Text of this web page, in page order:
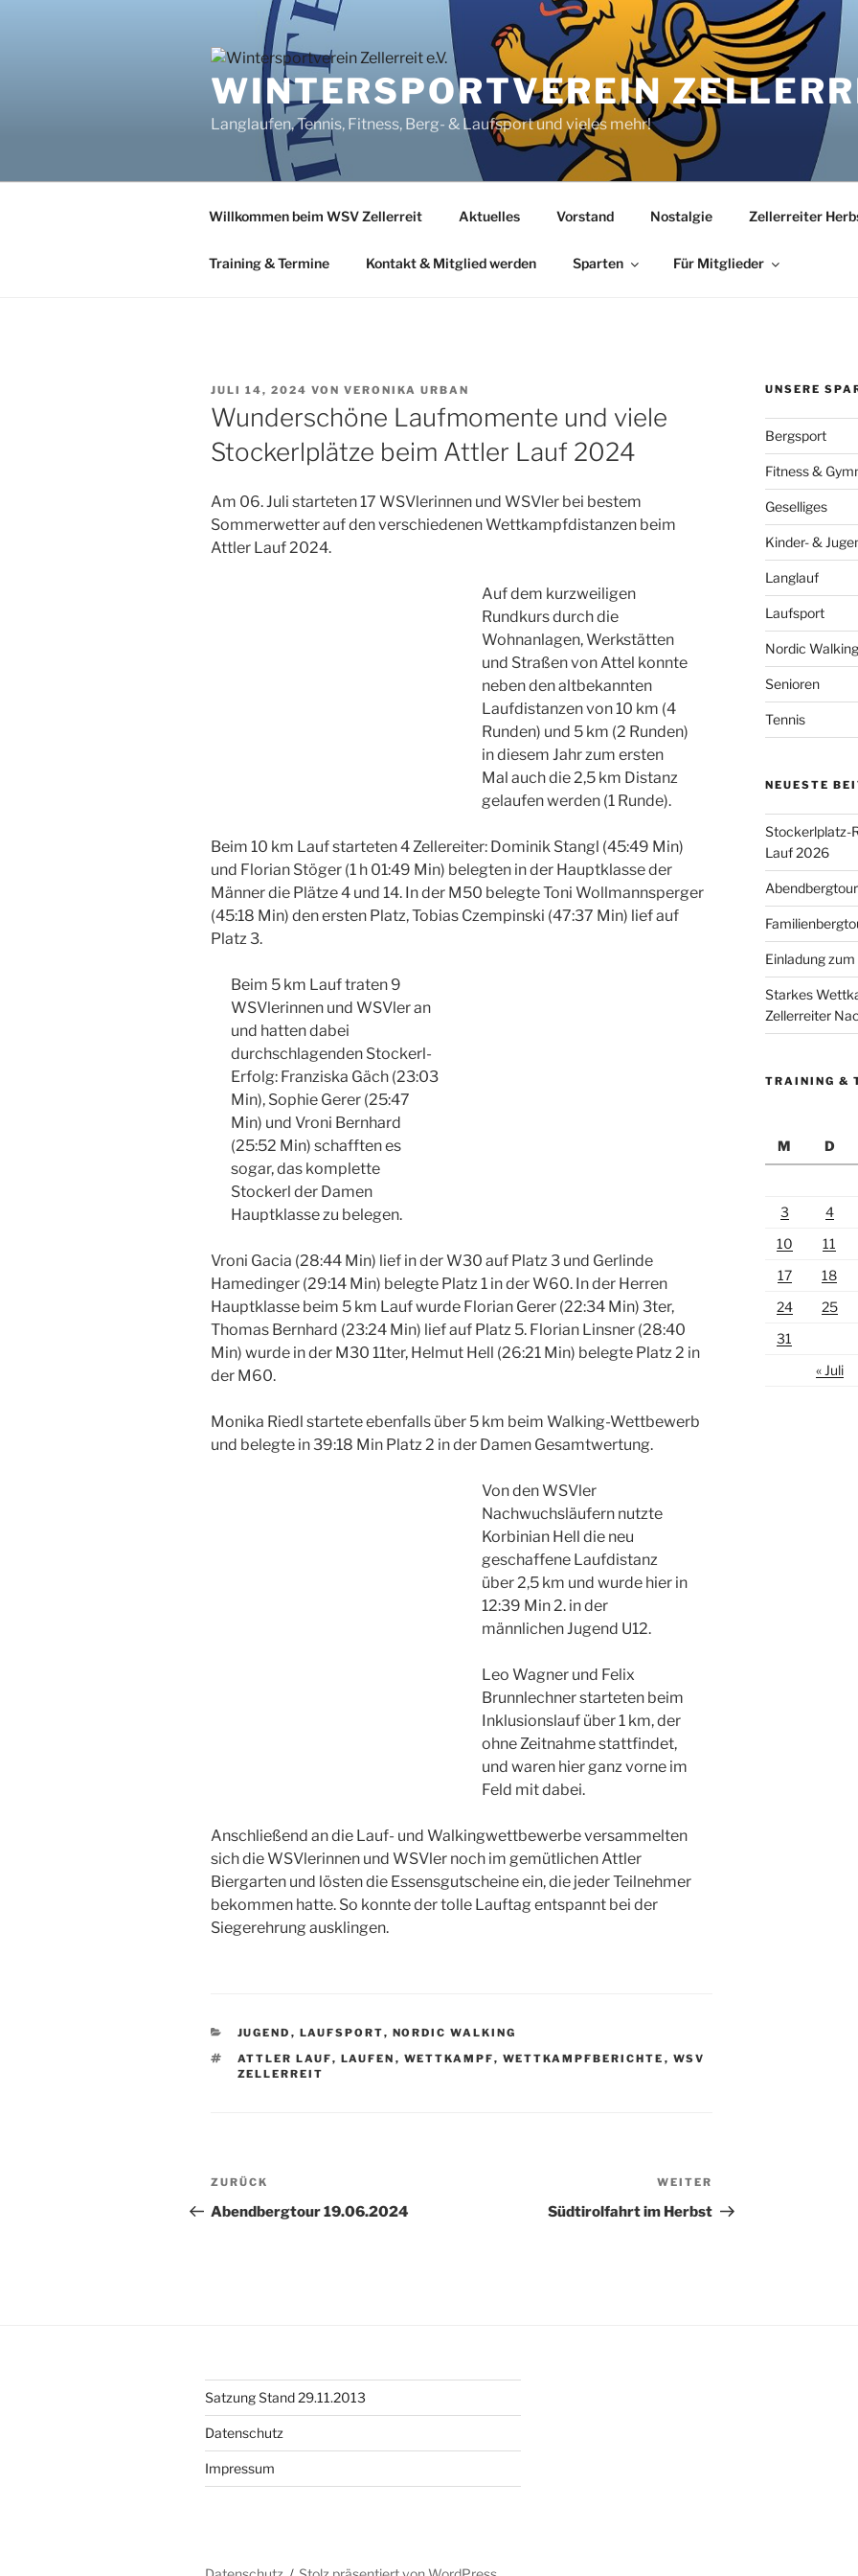
WINTERSPORTVEREIN
Langlaufen, Tennis, Fitness, Berg- & Laufsport und vieles mehr!
Willkommen beim WSV Zellerreit Aktuelles Vorstand Nostalgie Zellerreiter
Training & Termine Kontakt & Mitglied werden Sparten Für Mitglieder
VERÖFFENTLICHT
JULI 14, 2024 VON VERONIKA URBAN
Wunderschöne Laufmomente und viele
Stockerlplätze beim Attler Lauf 2024
Am 06. Juli starteten 17 WSVlerinnen und WSVler bei bestem
Sommerwetter auf den verschiedenen Wettkampfdistanzen beim
Attler Lauf 2024.
Auf dem kurzweiligen
Rundkurs durch die
Wohnanlagen, Werkstätten
und Straßen von Attel konnte
neben den altbekannten
Laufdistanzen von 10 km (4
Runden) und 5 km (2 Runden)
in diesem Jahr zum ersten
Mal auch die 2,5 km Distanz
gelaufen werden (1 Runde).
Beim 10 km Lauf starteten 4 Zellereiter: Dominik Stangl (45:49 Min)
und Florian Stöger (1 h 01:49 Min) belegten in der Hauptklasse der
Männer die Plätze 4 und 14. In der M50 belegte Toni Wollmannsperger
(45:18 Min) den ersten Platz, Tobias Czempinski (47:37 Min) lief auf
Platz 3.
Beim 5 km Lauf traten 9
WSVlerinnen und WSVler an
und hatten dabei
durchschlagenden Stockerl-
Erfolg: Franziska Gäch (23:03
Min), Sophie Gerer (25:47
Min) und Vroni Bernhard
(25:52 Min) schafften es
sogar, das komplette
Stockerl der Damen
Hauptklasse zu belegen.
Vroni Gacia (28:44 Min) lief in der W30 auf Platz 3 und Gerlinde
Hamedinger (29:14 Min) belegte Platz 1 in der W60. In der Herren
Hauptklasse beim 5 km Lauf wurde Florian Gerer (22:34 Min) 3ter,
Thomas Bernhard (23:24 Min) lief auf Platz 5. Florian Linsner (28:40
Min) wurde in der M30 11ter, Helmut Hell (26:21 Min) belegte Platz 2 in
der M60.
Monika Riedl startete ebenfalls über 5 km beim Walking-Wettbewerb
und belegte in 39:18 Min Platz 2 in der Damen Gesamtwertung.
Von den WSVler
Nachwuchsläufern nutzte
Korbinian Hell die neu
geschaffene Laufdistanz
über 2,5 km und wurde hier in
12:39 Min 2. in der
männlichen Jugend U12.
Leo Wagner und Felix
Brunnlechner starteten beim
Inklusionslauf über 1 km, der
ohne Zeitnahme stattfindet,
und waren hier ganz vorne im
Feld mit dabei.
Anschließend an die Lauf- und Walkingwettbewerbe versammelten
sich die WSVlerinnen und WSVler noch im gemütlichen Attler
Biergarten und lösten die Essensgutscheine ein, die jeder Teilnehmer
bekommen hatte. So konnte der tolle Lauftag entspannt bei der
Siegerehrung ausklingen.
KATEGORIEN
JUGEND , LAUFSPORT, NORDIC WALKING
SCHLAGWÖRTER
ATTLER LAUF, LAUFEN , WETTKAMPF, WETTKAMPFBERICHTE , WSV
ZELLERREIT
Beitragsnavigation
Vorheriger
Beitrag
ZURÜCK
Abendbergtour 19.06.2024
Beitrag
WEITER
Südtirolfahrt im Herbst
UNSERE
Bergsport
Fitness &
Geselliges
Kinder- &
Langlauf
Laufsport
Nordic Walking
Senioren
Tennis
NEUESTE
Stockerlplatz-
Lauf 2026
Einladung
Starkes
Zellerreiter
TRAINING &
M
D
3
4
10
11
17
18
24
25
31
« Juli
Satzung Stand 29.11.2013
Datenschutz
Impressum